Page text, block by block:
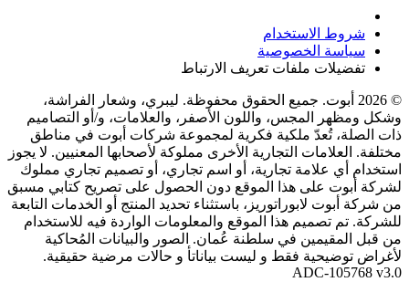
شروط الاستخدام
سياسة الخصوصية
تفضيلات ملفات تعريف الارتباط
© 2026 أبوت. جميع الحقوق محفوظة. ليبري، وشعار الفراشة،
وشكل ومظهر المجس، واللون الأصفر، والعلامات، و/أو التصاميم
ذات الصلة، تُعدّ ملكية فكرية لمجموعة شركات أبوت في مناطق
مختلفة. العلامات التجارية الأخرى مملوكة لأصحابها المعنيين. لا يجوز
استخدام أي علامة تجارية، أو اسم تجاري، أو تصميم تجاري مملوك
لشركة أبوت على هذا الموقع دون الحصول على تصريح كتابي مسبق
من شركة أبوت لابوراتوريز، باستثناء تحديد المنتج أو الخدمات التابعة
للشركة. تم تصميم هذا الموقع والمعلومات الواردة فيه للاستخدام
من قبل المقيمين في سلطنة عُمان. الصور والبيانات المُحاكية
لأغراض توضيحية فقط و ليست بياناتأ و حالات مرضية حقيقية.
ADC-105768 v3.0